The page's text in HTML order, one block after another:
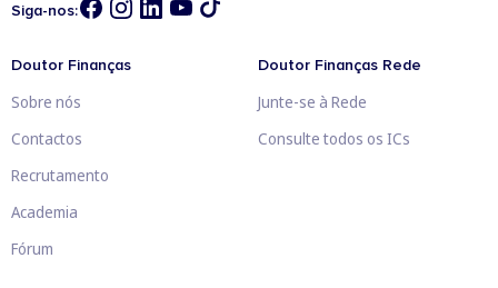
Siga-nos:
Doutor Finanças
Sobre nós
Contactos
Recrutamento
Academia
Fórum
Doutor Finanças Rede
Junte-se à Rede
Consulte todos os ICs